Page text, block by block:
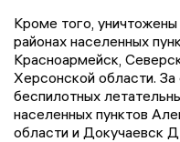
Кроме того,
районах населенных
Красноармейск,
Херсонской области.
беспилотных
населенных пунктов
области и Докучаевск